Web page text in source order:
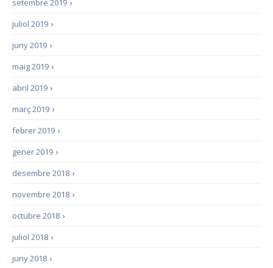
›
setembre 2019
›
juliol 2019
›
juny 2019
›
maig 2019
›
abril 2019
›
març 2019
›
febrer 2019
›
gener 2019
›
desembre 2018
›
novembre 2018
›
octubre 2018
›
juliol 2018
›
juny 2018